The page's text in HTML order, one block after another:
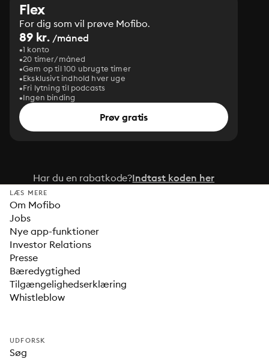
Flex
For dig som vil prøve Mofibo.
89 kr. /måned
1 konto
20 timer/måned
Gem op til 100 ubrugte timer
Eksklusivt indhold hver uge
Fri lytning til podcasts
Ingen binding
Prøv gratis
Har du en rabatkode?Indtast koden her
LÆS MERE
Om Mofibo
Jobs
Nye app-funktioner
Investor Relations
Presse
Bæredygtighed
Tilgængelighedserklæring
Whistleblow
UDFORSK
Søg